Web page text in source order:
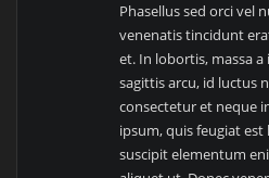
Phasellus sed orci vel
venenatis tincidunt
et. In lobortis, massa
sagittis arcu, id luctus
consectetur et neque
ipsum, quis feugiat
suscipit elementum